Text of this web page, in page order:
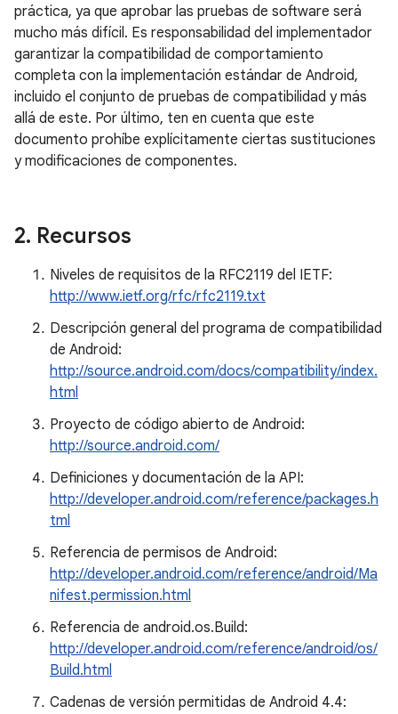
práctica, ya que aprobar las pruebas de software será
mucho más difícil. Es responsabilidad del implementador
garantizar la compatibilidad de comportamiento
completa con la implementación estándar de Android,
incluido el conjunto de pruebas de compatibilidad y más
allá de este. Por último, ten en cuenta que este
documento prohíbe explícitamente ciertas sustituciones
y modificaciones de componentes.
2. Recursos
Niveles de requisitos de la RFC2119 del IETF:
http://www.ietf.org/rfc/rfc2119.txt
Descripción general del programa de compatibilidad
de Android:
http://source.android.com/docs/compatibility/index.
html
Proyecto de código abierto de Android:
http://source.android.com/
Definiciones y documentación de la API:
http://developer.android.com/reference/packages.h
tml
Referencia de permisos de Android:
http://developer.android.com/reference/android/Ma
nifest.permission.html
Referencia de android.os.Build:
http://developer.android.com/reference/android/os/
Build.html
Cadenas de versión permitidas de Android 4.4: